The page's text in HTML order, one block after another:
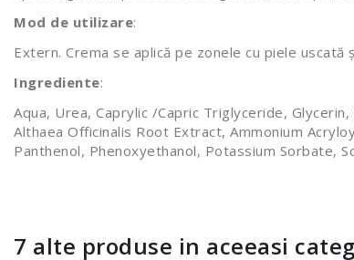
Mod de utilizare:
Extern. Crema se aplică pe zonele cu piele
Ingrediente:
Aqua, Urea, Caprylic /Capric Triglyceride,
Althaea Officinalis Root Extract, Ammonium
Panthenol, Phenoxyethanol, Potassium Sorbate,
7 alte produse in aceeasi